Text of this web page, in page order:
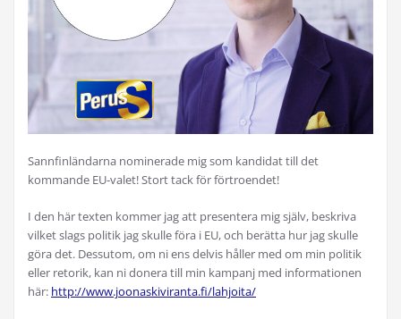
Sannfinländarna nominerade mig som kandidat till det
kommande EU-valet! Stort tack för förtroendet!
I den här texten kommer jag att presentera mig själv, beskriva
vilket slags politik jag skulle föra i EU, och berätta hur jag skulle
göra det. Dessutom, om ni ens delvis håller med om min politik
eller retorik, kan ni donera till min kampanj med informationen
här: http://www.joonaskiviranta.fi/lahjoita/